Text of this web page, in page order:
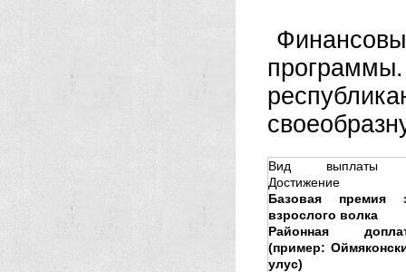
Вид
Достижение
Базовая премия
взрослого волка
Районная
(пример:
улус)